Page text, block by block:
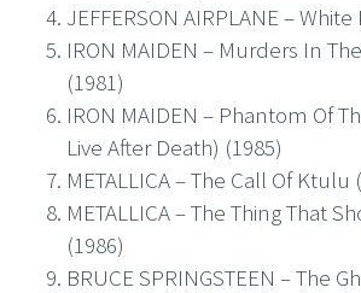
JEFFERSON AIRPLANE –
IRON MAIDEN – Murders In
(1981)
IRON MAIDEN – Phantom Of
Live After Death) (1985)
METALLICA – The Call Of Ktulu
METALLICA – The Thing That
(1986)
BRUCE SPRINGSTEEN – The